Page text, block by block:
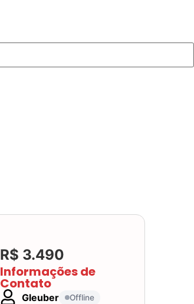
R$ 3.490
Informações de
Contato
Gleuber Offline